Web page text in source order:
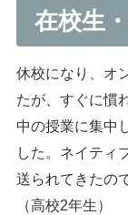
在校生
休校になり、オ
たが、すぐに慣
中の授業に集中
した。ネイティ
送られてきたの
（高校2年生）